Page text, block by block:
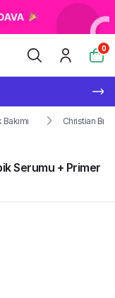
0
Christian
Serumu + Primer